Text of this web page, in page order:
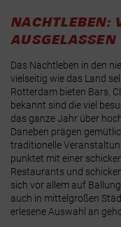
NACHTLEBEN:
AUSGELASSEN
Das Nachtleben in den
vielseitig wie das Land
Rotterdam bieten Bars,
bekannt sind die viel
das ganze Jahr über
Daneben prägen
traditionelle
punktet mit einer
Restaurants und
sich vor allem auf
auch in mittelgroßen
erlesene Auswahl an